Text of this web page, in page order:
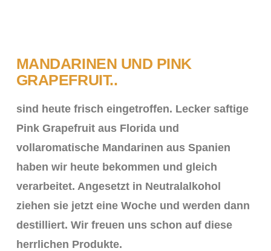
MANDARINEN UND PINK
GRAPEFRUIT..
sind heute frisch eingetroffen. Lecker saftige
Pink Grapefruit aus Florida und
vollaromatische Mandarinen aus Spanien
haben wir heute bekommen und gleich
verarbeitet. Angesetzt in Neutralalkohol
ziehen sie jetzt eine Woche und werden dann
destilliert. Wir freuen uns schon auf diese
herrlichen Produkte.